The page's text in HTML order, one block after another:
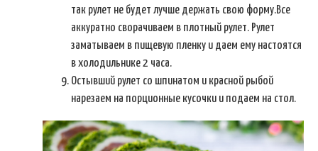
так рулет не будет лучше держать свою форму.Все
аккуратно сворачиваем в плотный рулет. Рулет
заматываем в пищевую пленку и даем ему настоятся
в холодильнике 2 часа.
Остывший рулет со шпинатом и красной рыбой
нарезаем на порционные кусочки и подаем на стол.